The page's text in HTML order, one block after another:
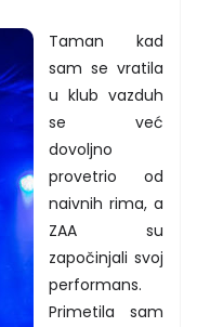
Taman kad
sam se vratila
u klub vazduh
se već
dovoljno
provetrio od
naivnih rima, a
ZAA su
započinjali svoj
performans.
Primetila sam